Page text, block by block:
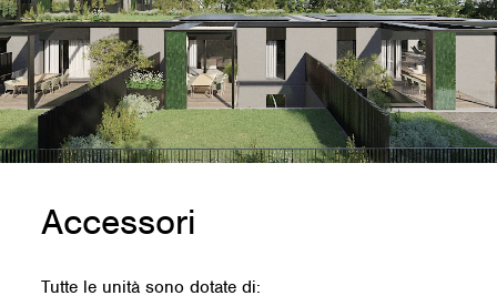
Accessori
Tutte le unità sono dotate di: